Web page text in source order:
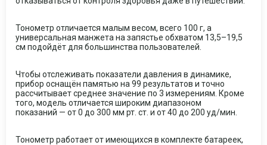
Тонометр отличается малым весом, всего 100 г, а
универсальная манжета на запястье обхватом 13,5–19,5
см подойдёт для большинства пользователей.
Чтобы отслеживать показатели давления в динамике,
прибор оснащён памятью на 99 результатов и точно
рассчитывает среднее значение по 3 измерениям. Кроме
того, модель отличается широким диапазоном
показаний — от 0 до 300 мм рт. ст. и от 40 до 200 уд/мин.
Тонометр работает от имеющихся в комплекте батареек,